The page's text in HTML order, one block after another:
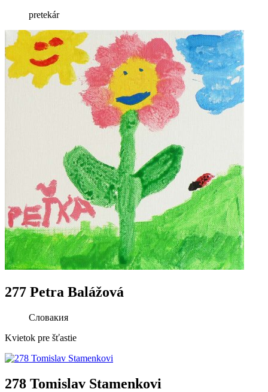
pretekár
277 Petra Balážová
Словакия
Kvietok pre šťastie
278 Tomislav Stamenkovi